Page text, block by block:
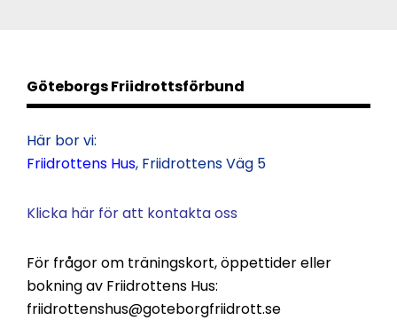
Göteborgs Friidrottsförbund
Här bor vi:
Friidrottens Hus, Friidrottens Väg 5
Klicka här för att kontakta oss
För frågor om träningskort, öppettider eller
bokning av Friidrottens Hus:
friidrottenshus@goteborgfriidrott.se